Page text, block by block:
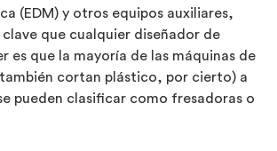
(EDM) y otros equipos auxiliares,
que cualquier diseñador de
es que la mayoría de las máquinas de
cortan plástico, por cierto) a
pueden clasificar como fresadoras o